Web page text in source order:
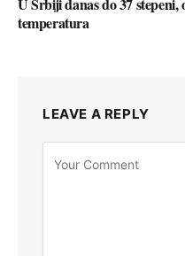
temperatura
LEAVE A REPLY